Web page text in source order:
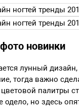
новинки
лунный
тогда важно
палитры
одело, но здесь